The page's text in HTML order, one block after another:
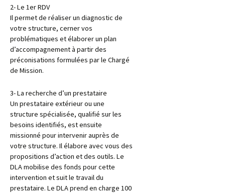
2- Le 1er RDV
Il permet de réaliser un diagnostic de
votre structure, cerner vos
problématiques et élaborer un plan
d’accompagnement à partir des
préconisations formulées par le Chargé
de Mission.
3- La recherche d’un prestataire
Un prestataire extérieur ou une
structure spécialisée, qualifié sur les
besoins identifiés, est ensuite
missionné pour intervenir auprès de
votre structure. Il élabore avec vous des
propositions d’action et des outils. Le
DLA mobilise des fonds pour cette
intervention et suit le travail du
prestataire. Le DLA prend en charge 100